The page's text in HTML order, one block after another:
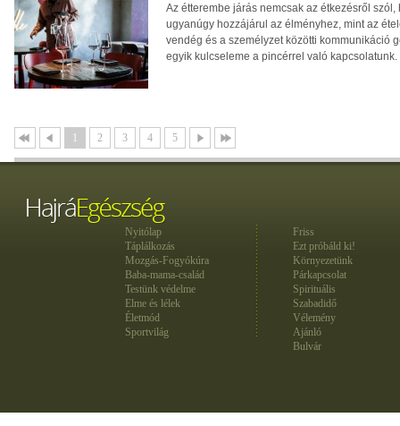
Az étterembe járás nemcsak az étkezésről
ugyanúgy hozzájárul az élményhez, mint az
vendég és a személyzet közötti kommunikáció
egyik kulcseleme a pincérrel való kapcsolatunk.
1 2 3 4 5
Nyitólap
Táplálkozás
Mozgás-Fogyókúra
Baba-mama-család
Testünk védelme
Elme és lélek
Életmód
Sportvilág
Friss
Ezt próbáld ki!
Környezetünk
Párkapcsolat
Spirituális
Szabadidő
Vélemény
Ajánló
Bulvár